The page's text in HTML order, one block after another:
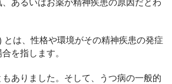
とは、性格や環境がその精神疾患の発症
を指します。
ありました。 そして、うつ病の一般的